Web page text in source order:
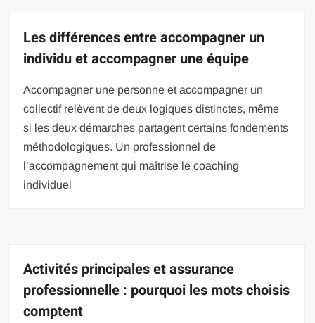
Les différences entre accompagner un
individu et accompagner une équipe
Accompagner une personne et accompagner un
collectif relèvent de deux logiques distinctes, même
si les deux démarches partagent certains fondements
méthodologiques. Un professionnel de
l’accompagnement qui maîtrise le coaching
individuel
Activités principales et assurance
professionnelle : pourquoi les mots choisis
comptent